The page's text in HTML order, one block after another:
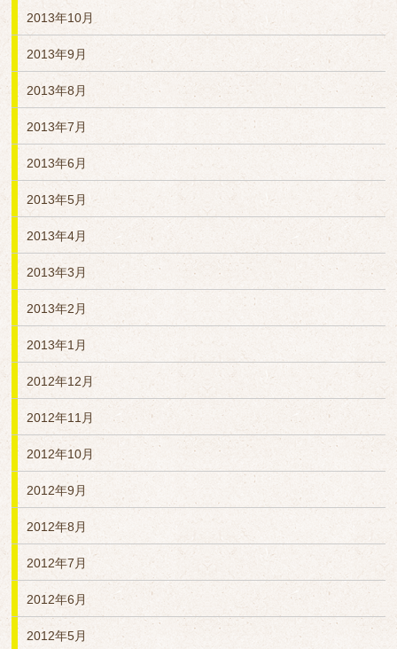
2013年10月
2013年9月
2013年8月
2013年7月
2013年6月
2013年5月
2013年4月
2013年3月
2013年2月
2013年1月
2012年12月
2012年11月
2012年10月
2012年9月
2012年8月
2012年7月
2012年6月
2012年5月